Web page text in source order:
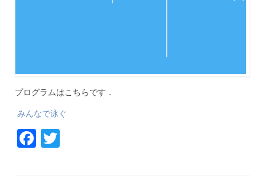
プログラムはこちらです．
みんなで泳ぐ
Facebook